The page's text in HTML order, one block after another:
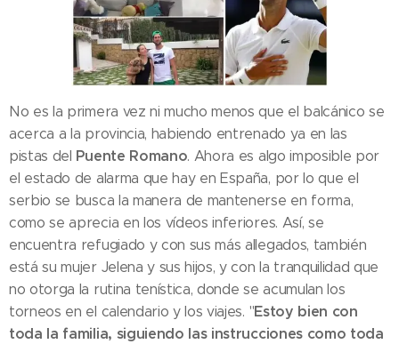
No es la primera vez ni mucho menos que el balcánico se
acerca a la provincia, habiendo entrenado ya en las
pistas del Puente Romano. Ahora es algo imposible por
el estado de alarma que hay en España, por lo que el
serbio se busca la manera de mantenerse en forma,
como se aprecia en los vídeos inferiores. Así, se
encuentra refugiado y con sus más allegados, también
está su mujer Jelena y sus hijos, y con la tranquilidad que
no otorga la rutina tenística, donde se acumulan los
torneos en el calendario y los viajes. "Estoy bien con
toda la familia, siguiendo las instrucciones como toda